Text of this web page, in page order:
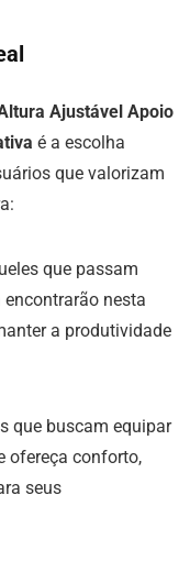
Ajustável Apoio
é a escolha
que valorizam
que passam
nesta
a produtividade
que buscam equipar
ofereça conforto,
seus